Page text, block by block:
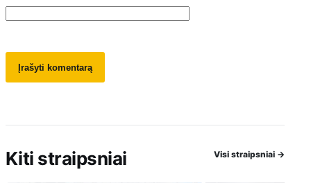
Kiti straipsniai Visi straipsniai →